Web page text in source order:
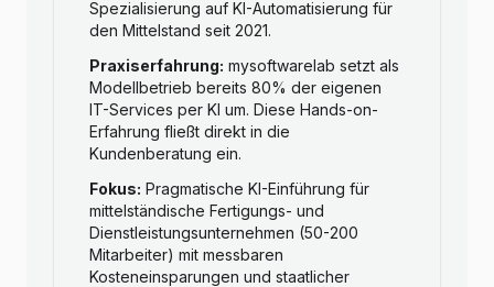
Spezialisierung auf KI-Automatisierung für
den Mittelstand seit 2021.
Praxiserfahrung: mysoftwarelab setzt als
Modellbetrieb bereits 80% der eigenen
IT-Services per KI um. Diese Hands-on-
Erfahrung fließt direkt in die
Kundenberatung ein.
Fokus: Pragmatische KI-Einführung für
mittelständische Fertigungs- und
Dienstleistungsunternehmen (50-200
Mitarbeiter) mit messbaren
Kosteneinsparungen und staatlicher